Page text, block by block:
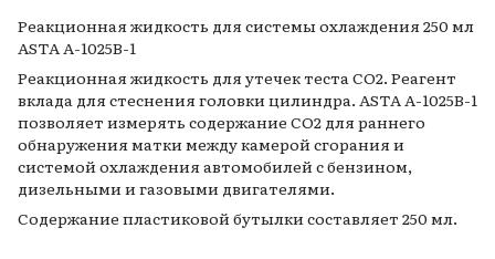
Реакционная жидкость для системы охлаждения 250 мл
ASTA A-1025B-1
Реакционная жидкость для утечек теста CO2. Реагент
вклада для стеснения головки цилиндра. ASTA A-1025B-1
позволяет измерять содержание CO2 для раннего
обнаружения матки между камерой сгорания и
системой охлаждения автомобилей с бензином,
дизельными и газовыми двигателями.
Содержание пластиковой бутылки составляет 250 мл.